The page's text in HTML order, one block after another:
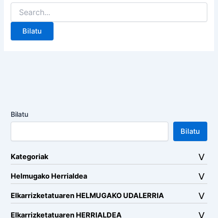
Search
for:
Bilatu
Bilatu
Kategoriak
Helmugako Herrialdea
Elkarrizketatuaren HELMUGAKO UDALERRIA
Elkarrizketatuaren HERRIALDEA